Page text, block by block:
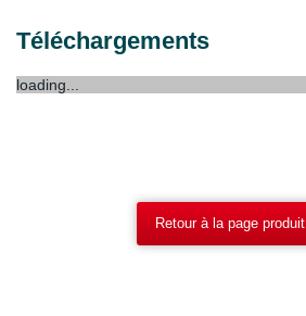
Téléchargements
loading...
Retour à la page produit